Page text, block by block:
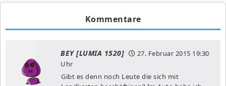
Kommentare
BEY [LUMIA 1520] 27. Februar 2015 19:30
Uhr
Gibt es denn noch Leute die sich mit